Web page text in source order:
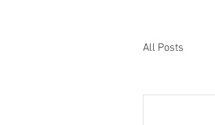
All Posts